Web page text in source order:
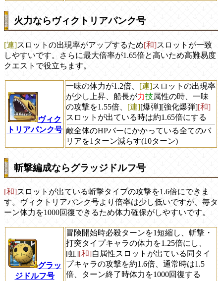
火力ならヴィクトリアパンク号
[連]スロットの出現率がアップするため[和]スロットが一致
しやすいです。さらに最大倍率が1.65倍と高いため高難易度
クエストで役立ちます。
ヴィク
トリアパンク号
一味の体力が1.2倍、 [連]スロットの出現率
が少し上昇、船長が力技属性の時、一味
の攻撃を1.55倍、 [連][爆弾][強化爆弾][和]
スロットが出ている時は約1.65倍にする
敵全体のHPバーにかかっている全てのバ
リアを1ターン減らす(10ターン)
斬撃編成ならグラッジドルフ号
[和]スロットが出ている斬撃タイプの攻撃を1.6倍にできま
す。ヴィクトリアパンク号より倍率は少し低いですが、毎タ
ーン体力を1000回復できるため体力確保がしやすいです。
グラッ
ジドルフ号
冒険開始時必殺ターンを1短縮し、斬撃・
打突タイプキャラの体力を1.25倍にし、
[虹][和]自属性スロットが出ている同タイ
プキャラの攻撃を約1.6倍、通常時は1.5
倍、ターン終了時体力を1000回復する